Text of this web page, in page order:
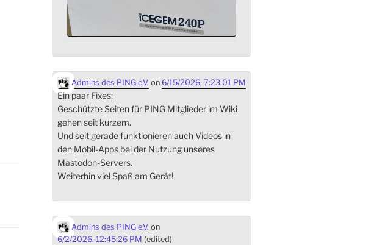
Admins des PING e.V. on 6/15/2026, 7:23:01 PM
Ein paar Fixes:
Geschützte Seiten für PING Mitglieder im Wiki
gehen seit kurzem.
Und seit gerade funktionieren auch Videos in
den Mobil-Apps bei der Nutzung unseres
Mastodon-Servers.
Weiterhin viel Spaß am Gerät!
Admins des PING e.V. on
6/2/2026, 12:45:26 PM (edited)